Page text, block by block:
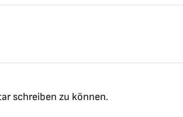
schreiben zu können.